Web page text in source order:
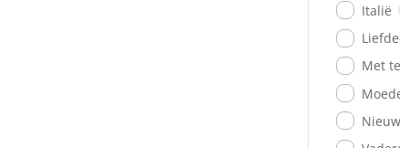
Italië
Met